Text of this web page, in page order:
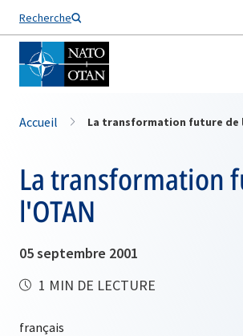
Recherche
Nom de famille*
Accueil La transformation future de
La transformation
l'OTAN
05 septembre 2001
1 MIN DE LECTURE